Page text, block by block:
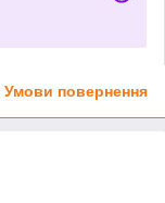
Умови повернення